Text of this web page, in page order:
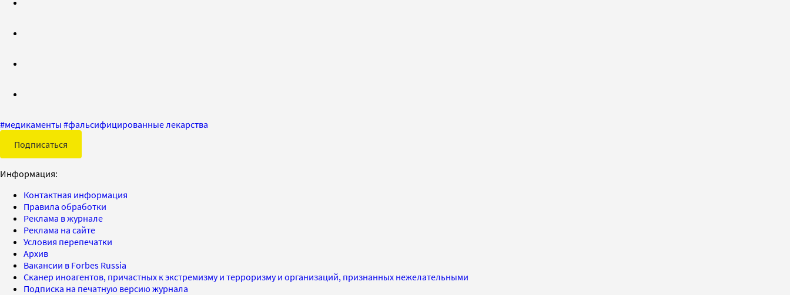
#медикаменты #фальсифицированные лекарства
Подписаться
Информация:
Контактная информация
Правила обработки
Реклама в журнале
Реклама на сайте
Условия перепечатки
Архив
Вакансии в Forbes Russia
Сканер иноагентов, причастных к экстремизму и терроризму и организаций, признанных нежелательными
Подписка на печатную версию журнала